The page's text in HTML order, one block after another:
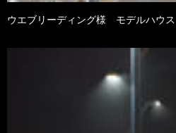
ウエブリーディング様 モデルハウス